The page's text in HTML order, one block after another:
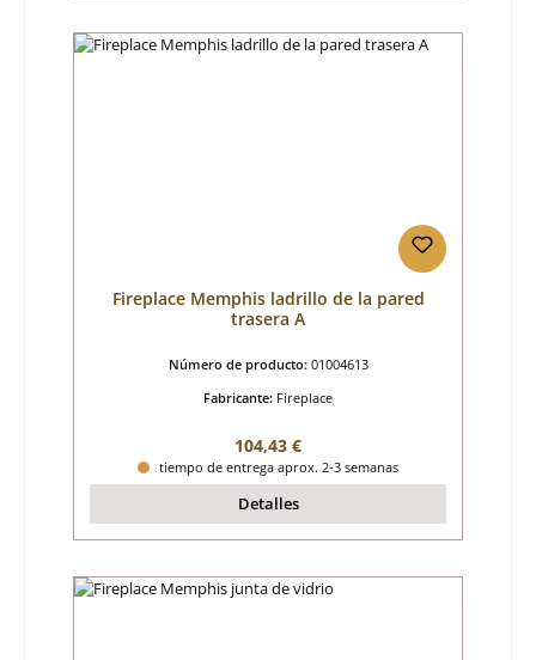
Fireplace Memphis ladrillo de la pared
trasera A
Número de producto: 01004613
Fabricante: Fireplace
Precio normal:
104,43 €
tiempo de entrega aprox. 2-3 semanas
Detalles